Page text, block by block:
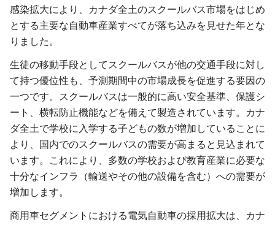
感染拡大により、カナダ全土のスクールバス市場をはじめ
とする主要な自動車産業すべてが落ち込みを見せた年とな
りました。
生徒の移動手段としてスクールバスが他の交通手段に対し
て持つ優位性も、予測期間中の市場成長を促進する要因の
一つです。スクールバスは一般的に高い安全基準、保護シ
ート、横転防止機能などを備えて製造されています。カナ
ダ全土で学校に入学する子どもの数が増加していることに
より、国内でのスクールバスの需要が高まると見込まれて
います。これにより、多数の学校および教育産業に必要な
十分なインフラ（輸送やその他の設備を含む）への需要が
増加します。
商用車セグメントにおける電気自動車の採用拡大は、カナ